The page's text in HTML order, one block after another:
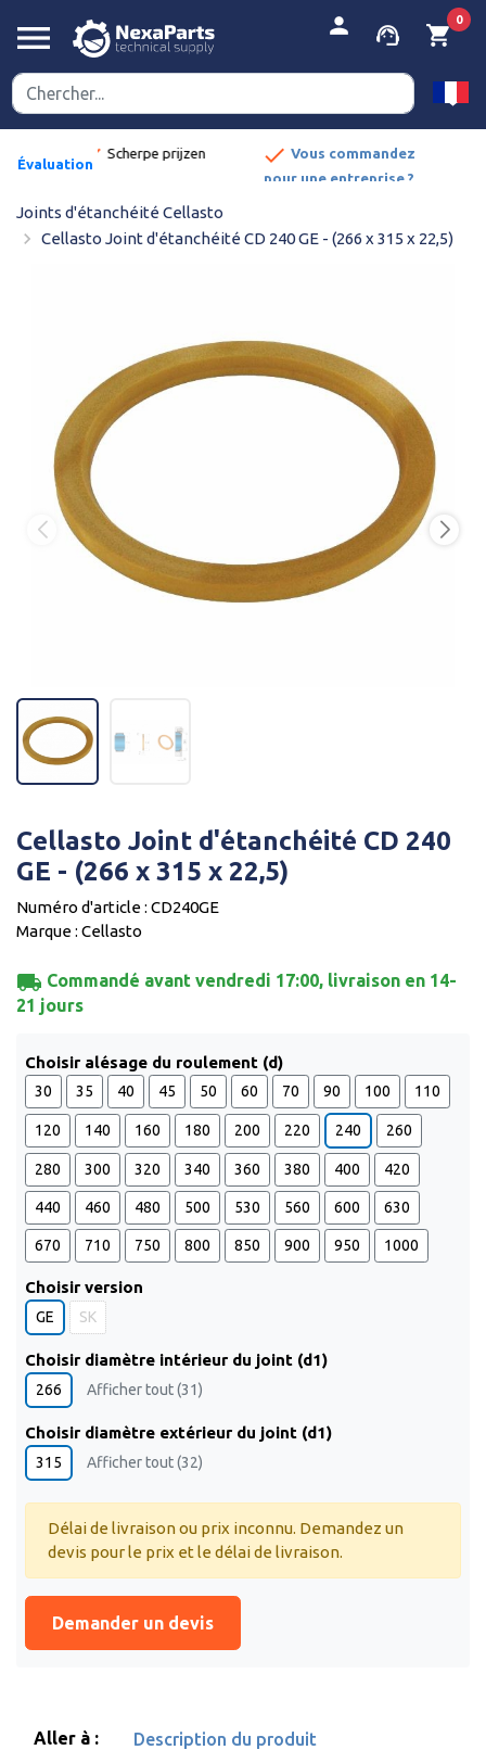
menu person support_agent shopping_cart
0
Évaluation
8,9/10
prijzen done Vous commandez
pour une entreprise ?
avantages.
Joints d'étanchéité Cellasto
navigate_next Cellasto Joint d'étanchéité CD 240 GE - (266 x 315 x 22,5)


Cellasto Joint d'étanchéité CD 240
GE - (266 x 315 x 22,5)
Numéro d'article : CD240GE
Marque : Cellasto
local_shipping Commandé avant vendredi 17:00, livraison en 14-
21 jours
Choisir alésage du roulement (d)
30 35 40 45 50 60 70 90 100 110
120 140 160 180 200 220 240 260
280 300 320 340 360 380 400 420
440 460 480 500 530 560 600 630
670 710 750 800 850 900 950 1000
Choisir version
GE SK
Choisir diamètre intérieur du joint (d1)
266 Afficher tout (31)
Choisir diamètre extérieur du joint (d1)
315 Afficher tout (32)
Délai de livraison ou prix inconnu. Demandez un
devis pour le prix et le délai de livraison.
Demander un devis
Aller à :
Description du produit